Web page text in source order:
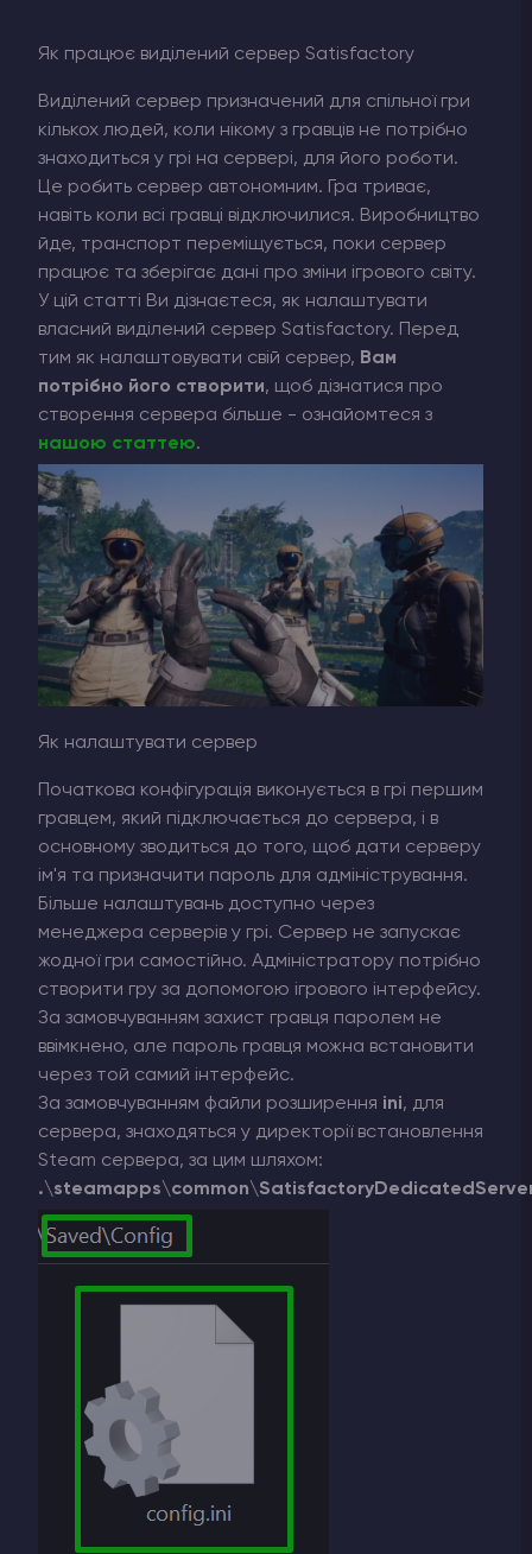
Як працює виділений сервер Satisfactory
Виділений сервер призначений для спільної гри
кількох людей, коли нікому з гравців не потрібно
знаходиться у грі на сервері, для його роботи.
Це робить сервер автономним. Гра триває,
навіть коли всі гравці відключилися. Виробництво
йде, транспорт переміщується, поки сервер
працює та зберігає дані про зміни ігрового світу.
У цій статті Ви дізнаєтеся, як налаштувати
власний виділений сервер Satisfactory. Перед
тим як налаштовувати свій сервер, Вам
потрібно його створити, щоб дізнатися про
створення сервера більше - ознайомтеся з
нашою статтею.
Як налаштувати сервер
Початкова конфігурація виконується в грі першим
гравцем, який підключається до сервера, і в
основному зводиться до того, щоб дати серверу
ім'я та призначити пароль для адміністрування.
Більше налаштувань доступно через
менеджера серверів у грі. Сервер не запускає
жодної гри самостійно. Адміністратору потрібно
створити гру за допомогою ігрового інтерфейсу.
За замовчуванням захист гравця паролем не
ввімкнено, але пароль гравця можна встановити
через той самий інтерфейс.
За замовчуванням файли розширення ini, для
сервера, знаходяться у директорії встановлення
Steam сервера, за цим шляхом: